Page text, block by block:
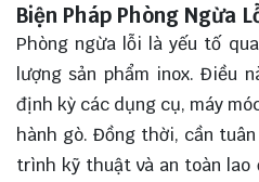
Biện Pháp Phòng Ngừa
Phòng ngừa lỗi là yếu tố
lượng sản phẩm inox. Điều
định kỳ các dụng cụ, máy
hành gò. Đồng thời, cần
trình kỹ thuật và an toàn